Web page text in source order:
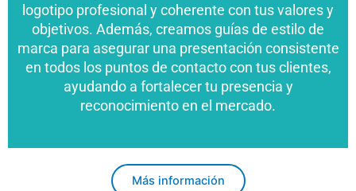
logotipo profesional y coherente con tus valores y
objetivos. Además, creamos guías de estilo de
marca para asegurar una presentación consistente
en todos los puntos de contacto con tus clientes,
ayudando a fortalecer tu presencia y
reconocimiento en el mercado.
Más información